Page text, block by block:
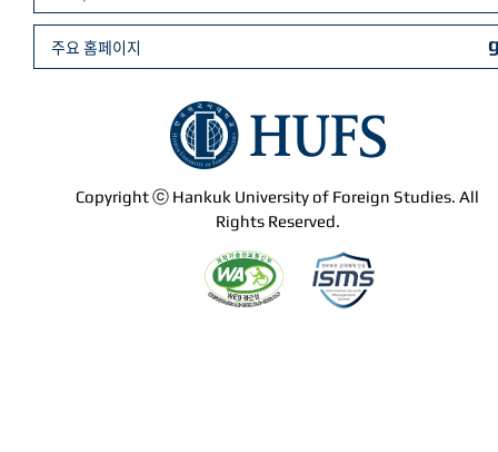
Copyright ⓒ Hankuk University of Foreign Studies. All
Rights Reserved.
주요 홈페이지